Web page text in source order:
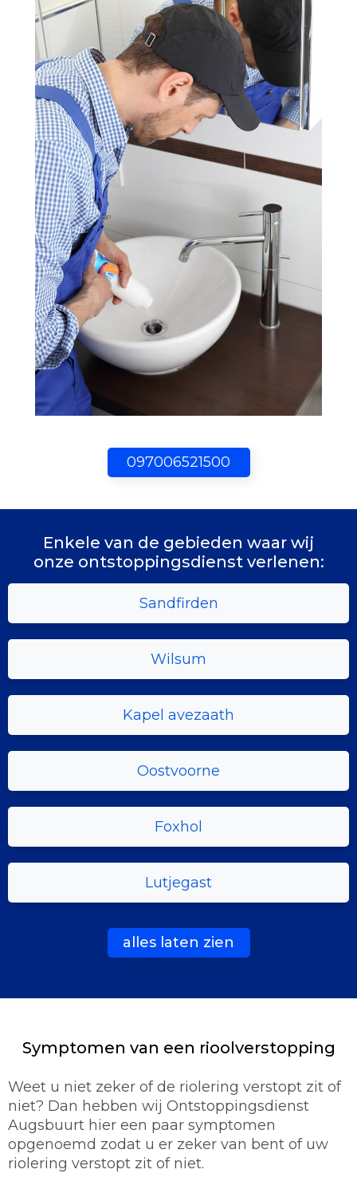
097006521500
Enkele van de gebieden waar wij
onze ontstoppingsdienst verlenen:
Sandfirden
Wilsum
Kapel avezaath
Oostvoorne
Foxhol
Lutjegast
alles laten zien
Symptomen van een rioolverstopping
Weet u niet zeker of de riolering verstopt zit of
niet? Dan hebben wij Ontstoppingsdienst
Augsbuurt hier een paar symptomen
opgenoemd zodat u er zeker van bent of uw
riolering verstopt zit of niet.